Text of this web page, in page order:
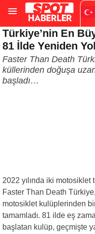
Türkiye’nin En
81 İlde Yeniden
Faster Than Death
küllerinden doğuşa
başladı…
2022 yılında iki
Faster Than Death
motosiklet kulüplerinden
tamamladı. 81 ilde eş
başlatan kulüp, geçmişte